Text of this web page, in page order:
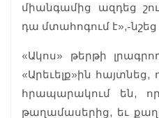
միանգամից ազդեց
դա մտահոգում է»,-նշեց
«Ակոս» թերթի
«Արեւելք»ին
հրապարակում են,
թաղամասերից, եւ